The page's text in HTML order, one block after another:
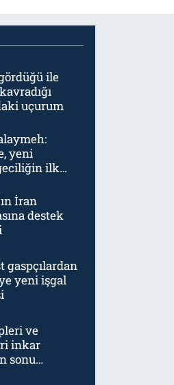
ile
uçurum
yeni
ilk
İran
destek
gaspçılardan
yeni işgal
ve
inkar
sonu